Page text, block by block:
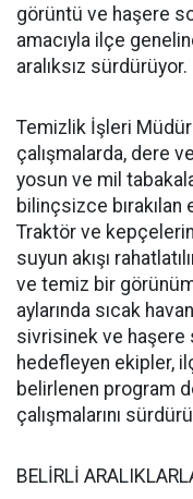
görüntü ve haşere
amacıyla ilçe
aralıksız sürdürüyor.
Temizlik İşleri
çalışmalarda, dere
yosun ve mil
bilinçsizce bırakılan
Traktör ve kepçelerin
suyun akışı
ve temiz bir
aylarında sıcak
sivrisinek ve haşere
hedefleyen ekipler,
belirlenen program
çalışmalarını
BELİRLİ